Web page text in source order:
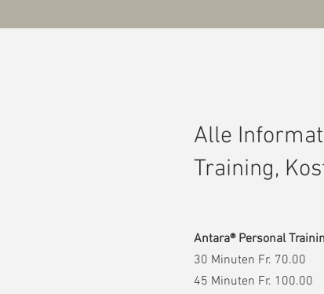
Alle
Training,
Antara® Personal
30 Minuten Fr. 70.00
45 Minuten Fr. 100.00